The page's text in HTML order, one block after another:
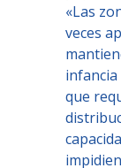
«Las
veces
que